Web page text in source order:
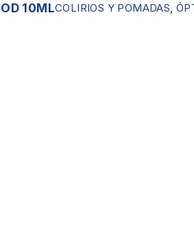
10MLCOLIRIOS Y POMADAS,